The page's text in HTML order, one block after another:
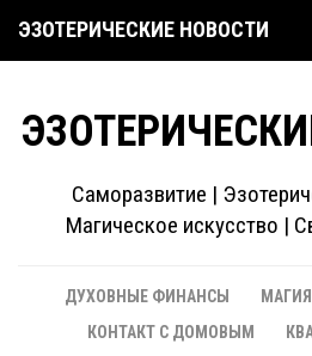
ЭЗОТЕРИЧЕСКИЕ НОВОСТИ
Саморазвитие |
Магическое искусство |
ДУХОВНЫЕ ФИНАНСЫ МАГИЯ
КОНТАКТ С ДОМОВЫМ